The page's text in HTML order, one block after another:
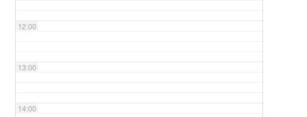
12:00
13:00
14:00